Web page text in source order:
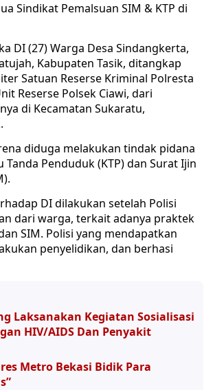
Sindikat Pemalsuan SIM & KTP di
DI (27) Warga Desa Sindangkerta,
Kabupaten Tasik, ditangkap
Satuan Reserse Kriminal Polresta
Reserse Polsek Ciawi, dari
di Kecamatan Sukaratu,
diduga melakukan tindak pidana
Tanda Penduduk (KTP) dan Surat Ijin
DI dilakukan setelah Polisi
dari warga, terkait adanya praktek
SIM. Polisi yang mendapatkan
penyelidikan, dan berhasi
Laksanakan Kegiatan Sosialisasi
HIV/AIDS Dan Penyakit
Metro Bekasi Bidik Para